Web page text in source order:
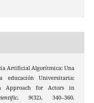
Artificial Algorítmica: Una
Universitaria:
Approach for Actors in
,9(32), 340–360.